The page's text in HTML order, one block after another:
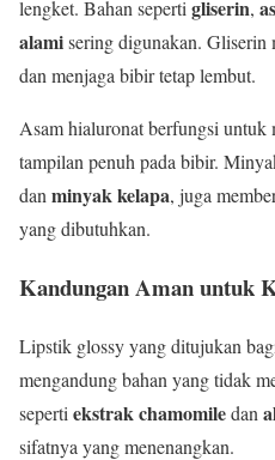
lengket. Bahan sepertigliserin,
alamisering digunakan. Gliserin
dan menjaga bibir tetap lembut.
Asam hialuronat berfungsi untuk
tampilan penuh pada bibir.
danminyak kelapa, juga
yang dibutuhkan.
Kandungan Aman untuk
Lipstik glossy yang ditujukan
mengandung bahan yang tidak
seperti ekstrak chamomiledan
sifatnya yang menenangkan.